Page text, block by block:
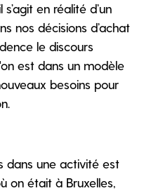
en réalité d’un
nos décisions d’achat
le discours
est dans un modèle
besoins pour
dans une activité est
on était à Bruxelles,